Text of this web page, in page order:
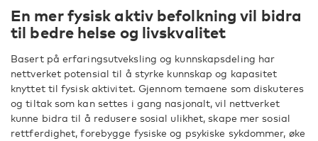
En mer fysisk aktiv befolkning vil bidra
til bedre helse og livskvalitet
Basert på erfaringsutveksling og kunnskapsdeling har
nettverket potensial til å styrke kunnskap og kapasitet
knyttet til fysisk aktivitet. Gjennom temaene som diskuteres
og tiltak som kan settes i gang nasjonalt, vil nettverket
kunne bidra til å redusere sosial ulikhet, skape mer sosial
rettferdighet, forebygge fysiske og psykiske sykdommer, øke